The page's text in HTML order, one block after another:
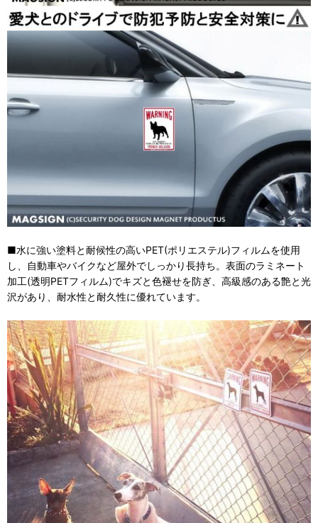
■水に強い塗料と耐候性の高いPET(ポリエステル)フィルムを使用
し、自動車やバイクなど屋外でしっかり長持ち。表面のラミネート
加工(透明PETフィルム)でキズと色褪せを防ぎ、高級感のある艶と光
沢があり、耐水性と耐久性に優れています。